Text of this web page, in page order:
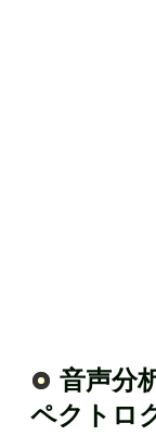
音声分
ペクトロ